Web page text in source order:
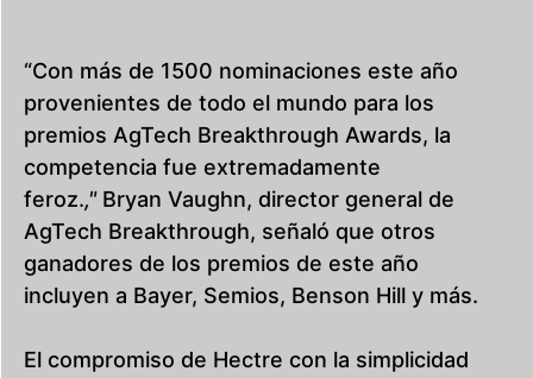
“Con más de 1500 nominaciones este año
provenientes de todo el mundo para los
premios AgTech Breakthrough Awards, la
competencia fue extremadamente
feroz.," Bryan Vaughn, director general de
AgTech Breakthrough, señaló que otros
ganadores de los premios de este año
incluyen a Bayer, Semios, Benson Hill y más.
El compromiso de Hectre con la simplicidad